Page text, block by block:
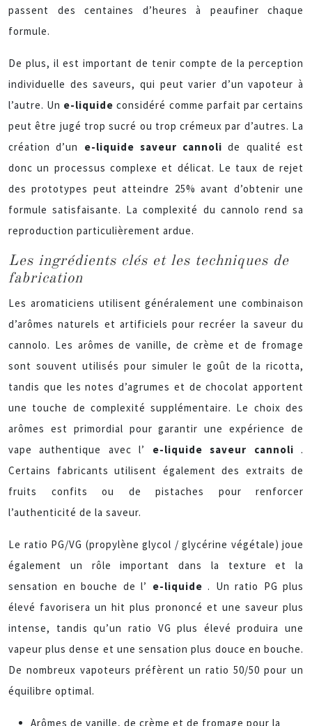
passent des centaines d’heures à peaufiner chaque
formule.
De plus, il est important de tenir compte de la perception
individuelle des saveurs, qui peut varier d’un vapoteur à
l’autre. Un e-liquideconsidéré comme parfait par certains
peut être jugé trop sucré ou trop crémeux par d’autres. La
création d’un e-liquide saveur cannolide qualité est
donc un processus complexe et délicat. Le taux de rejet
des prototypes peut atteindre 25% avant d’obtenir une
formule satisfaisante. La complexité du cannolo rend sa
reproduction particulièrement ardue.
Les ingrédients clés et les techniques de
fabrication
Les aromaticiens utilisent généralement une combinaison
d’arômes naturels et artificiels pour recréer la saveur du
cannolo. Les arômes de vanille, de crème et de fromage
sont souvent utilisés pour simuler le goût de la ricotta,
tandis que les notes d’agrumes et de chocolat apportent
une touche de complexité supplémentaire. Le choix des
arômes est primordial pour garantir une expérience de
vape authentique avec l’ e-liquide saveur cannoli .
Certains fabricants utilisent également des extraits de
fruits confits ou de pistaches pour renforcer
l’authenticité de la saveur.
Le ratio PG/VG (propylène glycol / glycérine végétale) joue
également un rôle important dans la texture et la
sensation en bouche de l’ e-liquide . Un ratio PG plus
élevé favorisera un hit plus prononcé et une saveur plus
intense, tandis qu’un ratio VG plus élevé produira une
vapeur plus dense et une sensation plus douce en bouche.
De nombreux vapoteurs préfèrent un ratio 50/50 pour un
équilibre optimal.
Arômes de vanille, de crème et de fromage pour la